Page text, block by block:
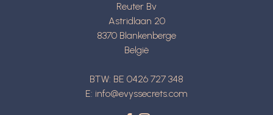
Reuter Bv
Astridlaan 20
8370 Blankenberge
België
BTW: BE 0426 727 348
E: info@evyssecrets.com